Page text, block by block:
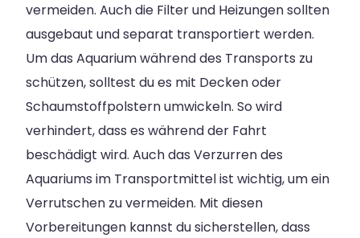
vermeiden. Auch die Filter und Heizungen sollten
ausgebaut und separat transportiert werden.
Um das Aquarium während des Transports zu
schützen, solltest du es mit Decken oder
Schaumstoffpolstern umwickeln. So wird
verhindert, dass es während der Fahrt
beschädigt wird. Auch das Verzurren des
Aquariums im Transportmittel ist wichtig, um ein
Verrutschen zu vermeiden. Mit diesen
Vorbereitungen kannst du sicherstellen, dass